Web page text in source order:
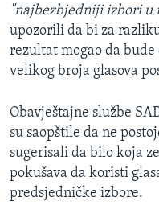
"najbezbjedniji izbori u
upozorili da bi za
rezultat mogao da
velikog broja glasova
Obavještajne službe
su saopštile da ne
sugerisali da bilo koja
pokušava da koristi
predsjedničke izbore.